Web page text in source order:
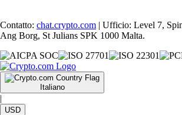
Contatto: chat.crypto.com | Ufficio: Level 7,
Ang Borg, St Julians SPK 1000 Malta.
Italiano
|
USD